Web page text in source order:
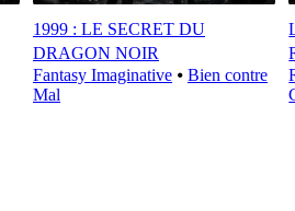
1999 : LE SECRET DU
DRAGON NOIR
Fantasy Imaginative⦁ Bien contre
Mal